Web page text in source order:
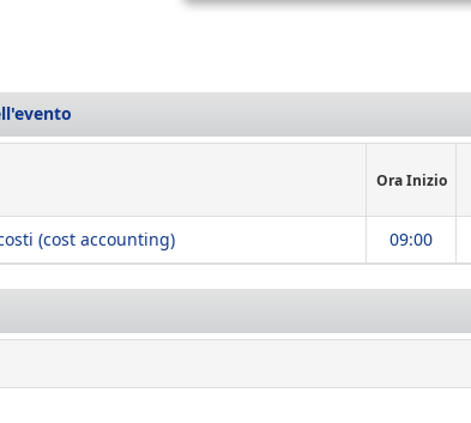
Ora Inizio
(cost accounting) 09:00